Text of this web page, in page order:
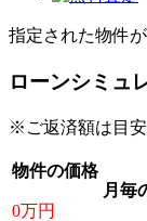
指定された物件
ローンシミュ
※ご返済額は目安
物件の価格
0万円
月毎